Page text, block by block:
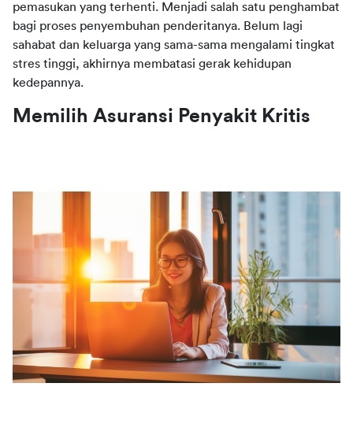
pemasukan yang terhenti. Menjadi salah satu penghambat
bagi proses penyembuhan penderitanya. Belum lagi
sahabat dan keluarga yang sama-sama mengalami tingkat
stres tinggi, akhirnya membatasi gerak kehidupan
kedepannya.
Memilih Asuransi Penyakit Kritis